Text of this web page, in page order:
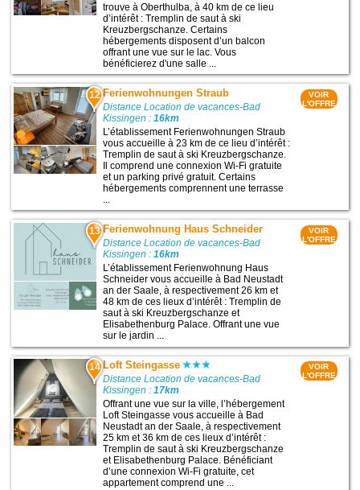
trouve à Oberthulba, à 40 km de ce lieu
d’intérêt : Tremplin de saut à ski
Kreuzbergschanze. Certains
hébergements disposent d’un balcon
offrant une vue sur le lac. Vous
bénéficierez d'une salle ...
12 Ferienwohnungen Straub
Distance Location de vacances-Bad
Kissingen :16km
L’établissement Ferienwohnungen Straub
vous accueille à 23 km de ce lieu d’intérêt :
Tremplin de saut à ski Kreuzbergschanze.
Il comprend une connexion Wi-Fi gratuite
et un parking privé gratuit. Certains
hébergements comprennent une terrasse
...
VOIR
L'OFFRE
13 Ferienwohnung Haus Schneider
Distance Location de vacances-Bad
Kissingen :16km
L’établissement Ferienwohnung Haus
Schneider vous accueille à Bad Neustadt
an der Saale, à respectivement 26 km et
48 km de ces lieux d’intérêt : Tremplin de
saut à ski Kreuzbergschanze et
Elisabethenburg Palace. Offrant une vue
sur le jardin ...
VOIR
L'OFFRE
14 Loft Steingasse
Distance Location de vacances-Bad
Kissingen :17km
Offrant une vue sur la ville, l’hébergement
Loft Steingasse vous accueille à Bad
Neustadt an der Saale, à respectivement
25 km et 36 km de ces lieux d’intérêt :
Tremplin de saut à ski Kreuzbergschanze
et Elisabethenburg Palace. Bénéficiant
d’une connexion Wi-Fi gratuite, cet
appartement comprend une ...
VOIR
L'OFFRE